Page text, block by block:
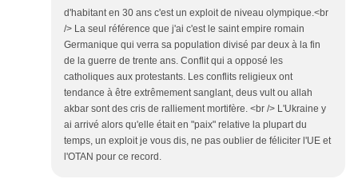
d'habitant en 30 ans c'est un exploit de niveau olympique.<br
/> La seul référence que j'ai c'est le saint empire romain
Germanique qui verra sa population divisé par deux à la fin
de la guerre de trente ans. Conflit qui a opposé les
catholiques aux protestants. Les conflits religieux ont
tendance à être extrêmement sanglant, deus vult ou allah
akbar sont des cris de ralliement mortifère. <br /> L'Ukraine y
ai arrivé alors qu'elle était en "paix" relative la plupart du
temps, un exploit je vous dis, ne pas oublier de féliciter l'UE et
l'OTAN pour ce record.